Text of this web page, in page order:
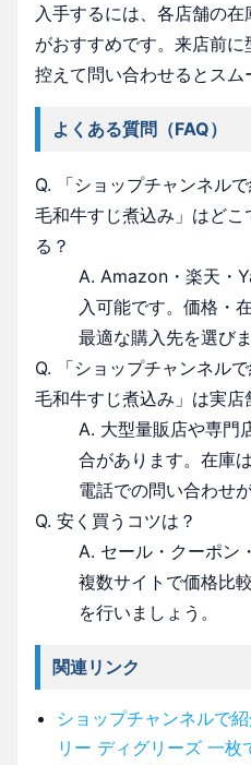
入手するには、各店舗の
がおすすめです。来店前
控えて問い合わせるとスム
よくある質問（FAQ）
Q. 「ショップチャンネル
毛和牛すじ煮込み」はどこ
る？
A. Amazon・楽天・
入可能です。価格・
最適な購入先を選びま
Q. 「ショップチャンネル
毛和牛すじ煮込み」は実店
A. 大型量販店や専門
合があります。在庫
電話での問い合わせ
Q. 安く買うコツは？
A. セール・クーポン
複数サイトで価格比
を行いましょう。
関連リンク
ショップチャンネルで
リー ディグリーズ 一